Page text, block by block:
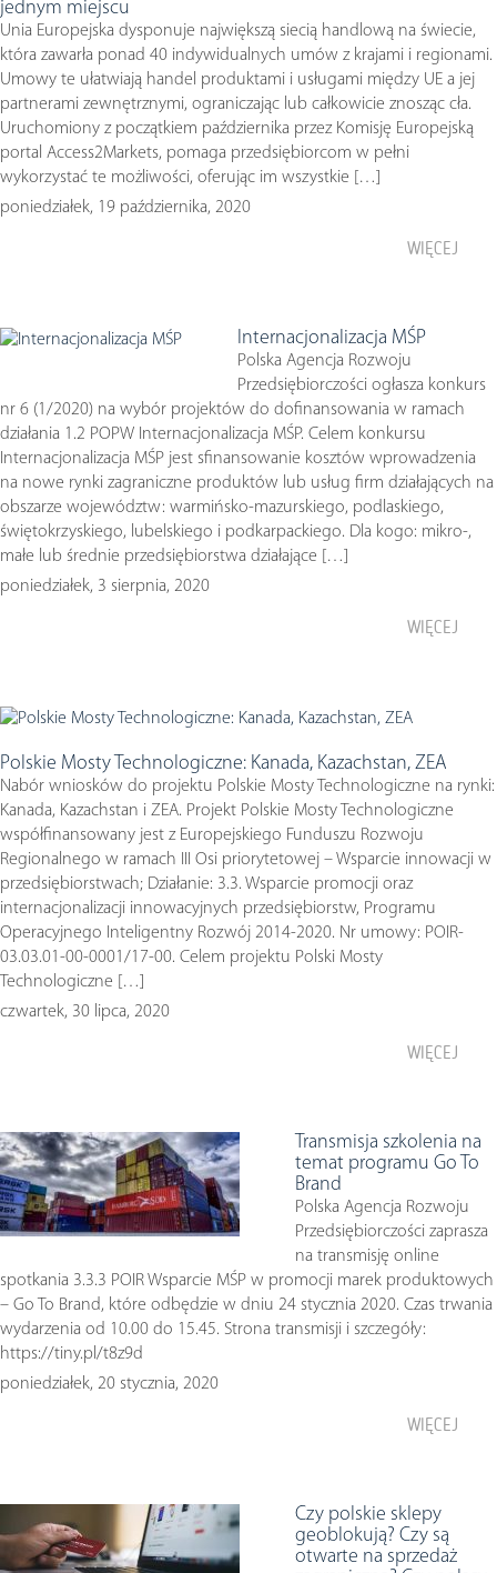
jednym miejscu
Unia Europejska dysponuje największą siecią handlową na świecie,
która zawarła ponad 40 indywidualnych umów z krajami i regionami.
Umowy te ułatwiają handel produktami i usługami między UE a jej
partnerami zewnętrznymi, ograniczając lub całkowicie znosząc cła.
Uruchomiony z początkiem października przez Komisję Europejską
portal Access2Markets, pomaga przedsiębiorcom w pełni
wykorzystać te możliwości, oferując im wszystkie […]
poniedziałek, 19 października, 2020
WIĘCEJ
Internacjonalizacja MŚP
Polska Agencja Rozwoju
Przedsiębiorczości ogłasza konkurs
nr 6 (1/2020) na wybór projektów do dofinansowania w ramach
działania 1.2 POPW Internacjonalizacja MŚP. Celem konkursu
Internacjonalizacja MŚP jest sfinansowanie kosztów wprowadzenia
na nowe rynki zagraniczne produktów lub usług firm działających na
obszarze województw: warmińsko-mazurskiego, podlaskiego,
świętokrzyskiego, lubelskiego i podkarpackiego. Dla kogo: mikro-,
małe lub średnie przedsiębiorstwa działające […]
poniedziałek, 3 sierpnia, 2020
WIĘCEJ
Polskie Mosty Technologiczne: Kanada, Kazachstan, ZEA
Nabór wniosków do projektu Polskie Mosty Technologiczne na rynki:
Kanada, Kazachstan i ZEA. Projekt Polskie Mosty Technologiczne
współfinansowany jest z Europejskiego Funduszu Rozwoju
Regionalnego w ramach III Osi priorytetowej – Wsparcie innowacji w
przedsiębiorstwach; Działanie: 3.3. Wsparcie promocji oraz
internacjonalizacji innowacyjnych przedsiębiorstw, Programu
Operacyjnego Inteligentny Rozwój 2014-2020. Nr umowy: POIR-
03.03.01-00-0001/17-00. Celem projektu Polski Mosty
Technologiczne […]
czwartek, 30 lipca, 2020
WIĘCEJ
Transmisja szkolenia na
temat programu Go To
Brand
Polska Agencja Rozwoju
Przedsiębiorczości zaprasza
na transmisję online
spotkania 3.3.3 POIR Wsparcie MŚP w promocji marek produktowych
– Go To Brand, które odbędzie w dniu 24 stycznia 2020. Czas trwania
wydarzenia od 10.00 do 15.45. Strona transmisji i szczegóły:
https://tiny.pl/t8z9d
poniedziałek, 20 stycznia, 2020
WIĘCEJ
Czy polskie sklepy
geoblokują? Czy są
otwarte na sprzedaż